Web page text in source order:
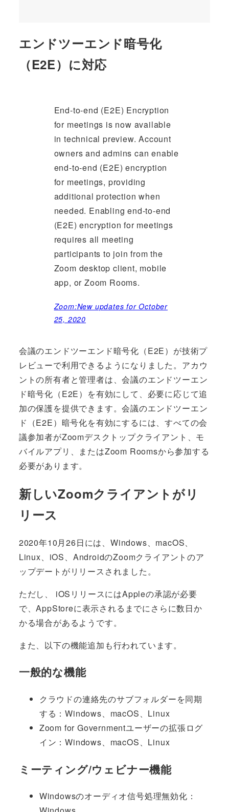
エンドツーエンド暗号化
（E2E）に対応
End-to-end (E2E) Encryption
for meetings is now available
in technical preview. Account
owners and admins can enable
end-to-end (E2E) encryption
for meetings, providing
additional protection when
needed. Enabling end-to-end
(E2E) encryption for meetings
requires all meeting
participants to join from the
Zoom desktop client, mobile
app, or Zoom Rooms.
Zoom:New updates for October
25, 2020
会議のエンドツーエンド暗号化（E2E）が技術プ
レビューで利用できるようになりました。アカウ
ントの所有者と管理者は、会議のエンドツーエン
ド暗号化（E2E）を有効にして、必要に応じて追
加の保護を提供できます。会議のエンドツーエン
ド（E2E）暗号化を有効にするには、すべての会
議参加者がZoomデスクトップクライアント、モ
バイルアプリ、またはZoom Roomsから参加する
必要があります。
新しいZoomクライアントがリ
リース
2020年10月26日には、Windows、macOS、
Linux、iOS、AndroidのZoomクライアントのア
ップデートがリリースされました。
ただし、 iOSリリースにはAppleの承認が必要
で、AppStoreに表示されるまでにさらに数日か
かる場合があるようです。
また、以下の機能追加も行われています。
一般的な機能
クラウドの連絡先のサブフォルダーを同期
する：Windows、macOS、Linux
Zoom for Governmentユーザーの拡張ログ
イン：Windows、macOS、Linux
ミーティング/ウェビナー機能
Windowsのオーディオ信号処理無効化：